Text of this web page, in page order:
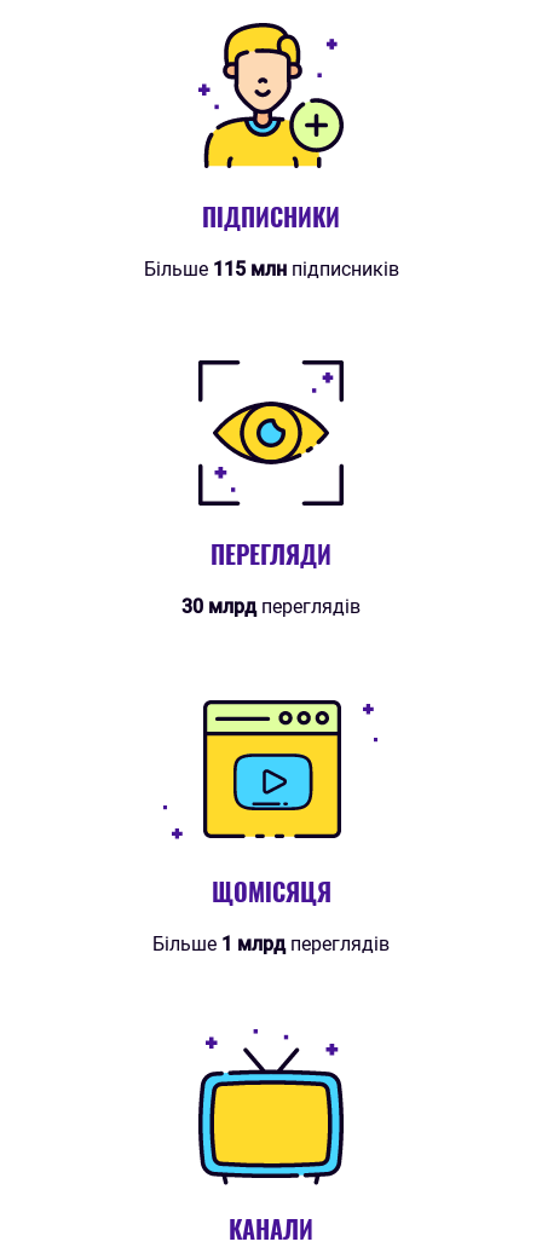
ПІДПИСНИКИ
Більше 115 млнпідписників
ПЕРЕГЛЯДИ
30 млрдпереглядів
ЩОМІСЯЦЯ
Більше 1 млрдпереглядів
КАНАЛИ